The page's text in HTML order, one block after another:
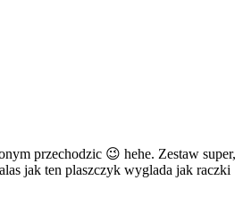
przechodzic 😉 hehe. Zestaw super,
jak ten plaszczyk wyglada jak raczki